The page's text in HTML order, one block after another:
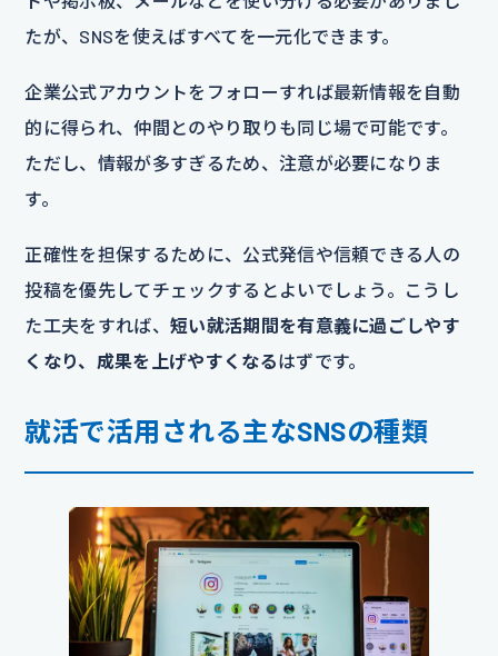
たが、SNSを使えばすべてを一元化できます。
企業公式アカウントをフォローすれば最新情報を自動
的に得られ、仲間とのやり取りも同じ場で可能です。
ただし、情報が多すぎるため、注意が必要になりま
す。
正確性を担保するために、公式発信や信頼できる人の
投稿を優先してチェックするとよいでしょう。こうし
た工夫をすれば、 短い就活期間を有意義に過ごしやす
くなり、成果を上げやすくなるはずです。
就活で活用される主なSNSの種類